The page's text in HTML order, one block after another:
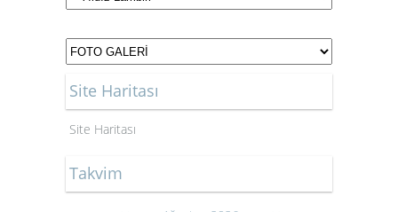
Site Haritası
Site Haritası
Takvim